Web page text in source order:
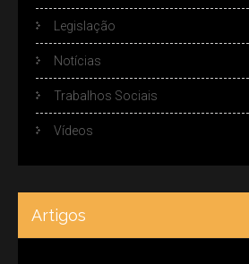
Legislação
Notícias
Trabalhos Sociais
Vídeos
Artigos